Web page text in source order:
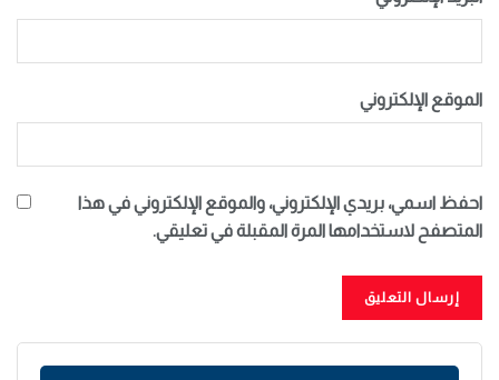
الموقع الإلكتروني
احفظ اسمي، بريدي الإلكتروني، والموقع الإلكتروني في هذا
المتصفح لاستخدامها المرة المقبلة في تعليقي.